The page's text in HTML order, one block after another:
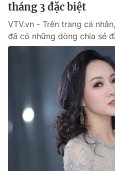
tháng 3 đặc biệt
VTV.vn - Trên trang cá
đã có những dòng chia sẻ